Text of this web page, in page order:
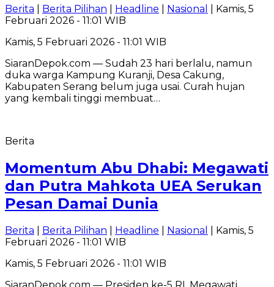
Berita Berita Pilihan Headline Nasional
| Kamis, 5
Februari 2026 - 11:01 WIB
Kamis, 5 Februari 2026 - 11:01 WIB
SiaranDepok.com — Sudah 23 hari berlalu, namun
duka warga Kampung Kuranji, Desa Cakung,
Kabupaten Serang belum juga usai. Curah hujan
yang kembali tinggi membuat…
Berita
Momentum Abu Dhabi: Megawati
dan Putra Mahkota UEA Serukan
Pesan Damai Dunia
Berita Berita Pilihan Headline Nasional
| Kamis, 5
Februari 2026 - 11:01 WIB
Kamis, 5 Februari 2026 - 11:01 WIB
​SiaranDepok.com — Presiden ke-5 RI, Megawati